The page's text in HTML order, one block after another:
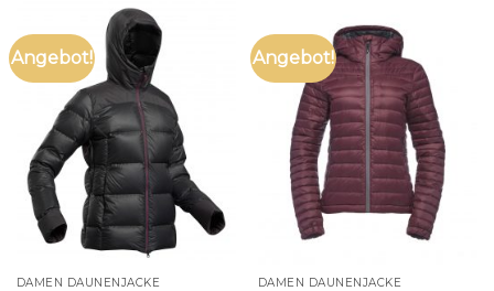
Angebot!
DAMEN DAUNENJACKE
Angebot!
DAMEN DAUNENJACKE